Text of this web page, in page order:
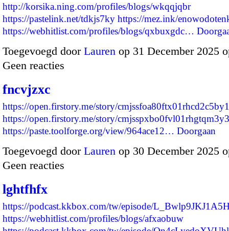
http://korsika.ning.com/profiles/blogs/wkqqjqbr
https://pastelink.net/tdkjs7ky https://mez.ink/
https://webhitlist.com/profiles/blogs/qxbuxgdc…
Toegevoegd door Lauren op 31 December 2025
Geen reacties
fncvjzxc
https://open.firstory.me/story/cmjssfoa80ftx01rhcd2c5by1
https://open.firstory.me/story/
https://paste.toolforge.org/view/964ace12… Doorgaan
Toegevoegd door Lauren op 30 December 2025
Geen reacties
lghtfhfx
https://podcast.kkbox.com/tw/episode/
https://webhitlist.com/profiles/blogs/afxaobuw